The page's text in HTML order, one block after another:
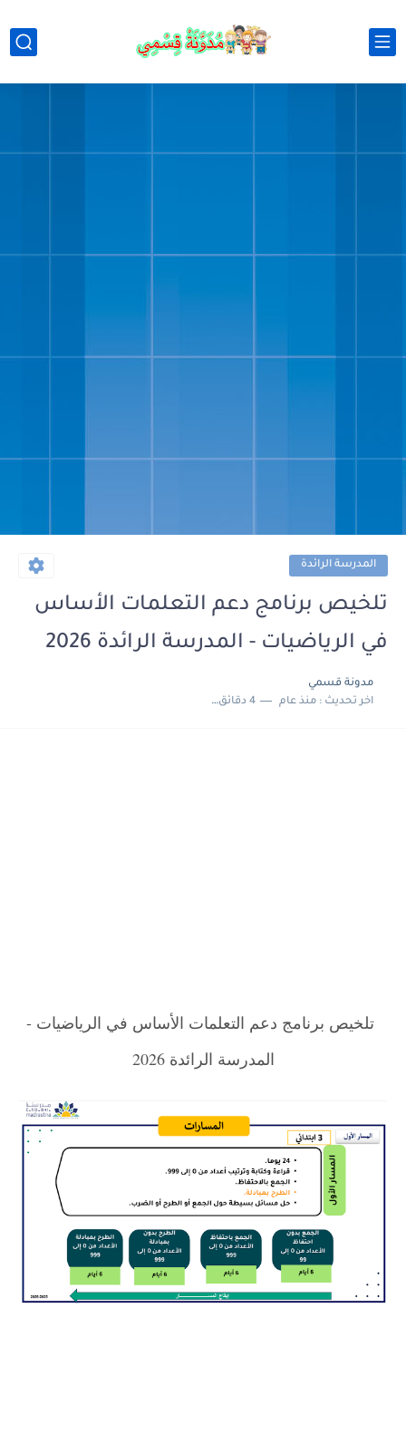
المدرسة الرائدة
تلخيص برنامج دعم التعلمات الأساس
في الرياضيات - المدرسة الرائدة 2026
مدونة قسمي
اخر تحديث :منذ عام 4 دقائق للقراءة
تلخيص برنامج دعم التعلمات الأساس في الرياضيات -
المدرسة الرائدة 2026